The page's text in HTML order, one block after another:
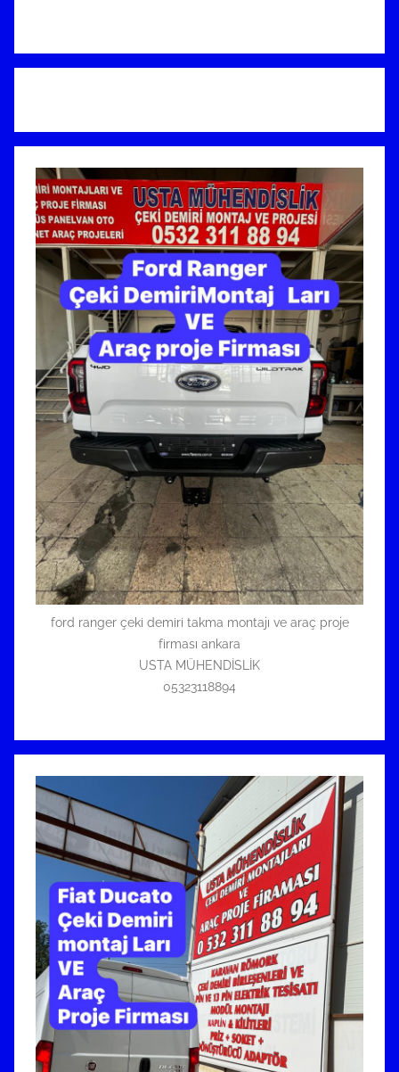
ford ranger çeki demiri takma montajı ve araç proje
firması ankara
USTA MÜHENDİSLİK
05323118894